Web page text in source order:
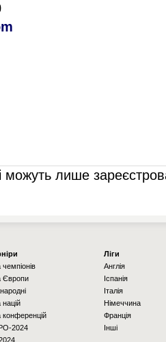
лише
чемпіонів
Європи
націй
конференцій
2024
Ліги
Англія
Іспанія
Італія
Німеччина
Франція
Інші